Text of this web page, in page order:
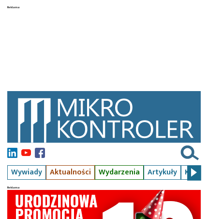
Wywiady Aktualności Wydarzenia Artykuły Kursy